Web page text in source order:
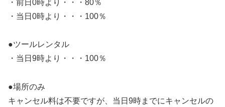
・前日0時より・・・80％
・当日0時より・・・100％
●ツールレンタル
・当日9時より・・・100％
●場所のみ
キャンセル料は不要ですが、当日9時までにキャンセルの